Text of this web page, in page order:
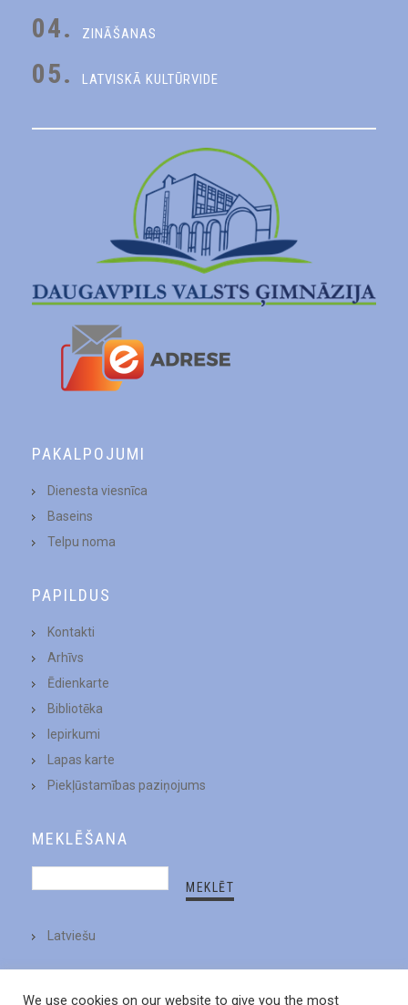
04. ZINĀŠANAS
05. LATVISKĀ KULTŪRVIDE
PAKALPOJUMI
Dienesta viesnīca
Baseins
Telpu noma
PAPILDUS
Kontakti
Arhīvs
Ēdienkarte
Bibliotēka
Iepirkumi
Lapas karte
Piekļūstamības paziņojums
MEKLĒŠANA
Latviešu
We use cookies on our website to give you the most